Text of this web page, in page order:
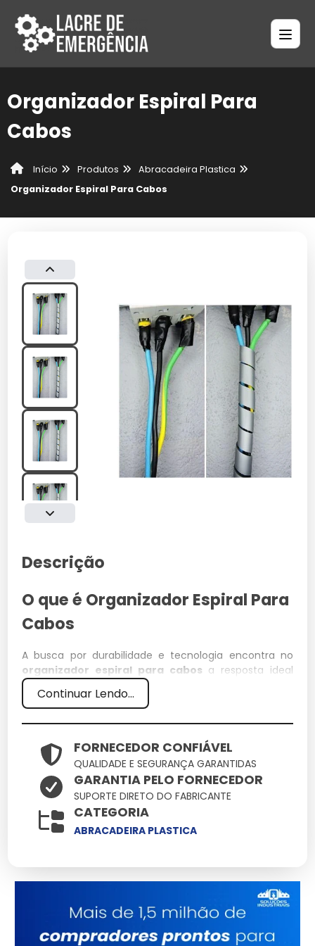
Organizador Espiral Para
Cabos
Início Produtos
Abracadeira Plastica
Organizador Espiral Para Cabos
Descrição
O que é Organizador Espiral Para
Cabos
A busca por durabilidade e tecnologia encontra no
organizador espiral para cabos a resposta ideal
para demandas rigorosas. Aqui você encontra o
suporte técnico necessário para que o uso de
Especificações Técnicas
Atributo
Detalhes
Material
de alta densidade
Normas
com padrões de
segurança
Acabamento
Tratamento de
proteção UV
integrado
Continuar Lendo...
FORNECEDOR CONFIÁVEL
QUALIDADE E SEGURANÇA GARANTIDAS
GARANTIA PELO FORNECEDOR
SUPORTE DIRETO DO FABRICANTE
CATEGORIA
ABRACADEIRA PLASTICA